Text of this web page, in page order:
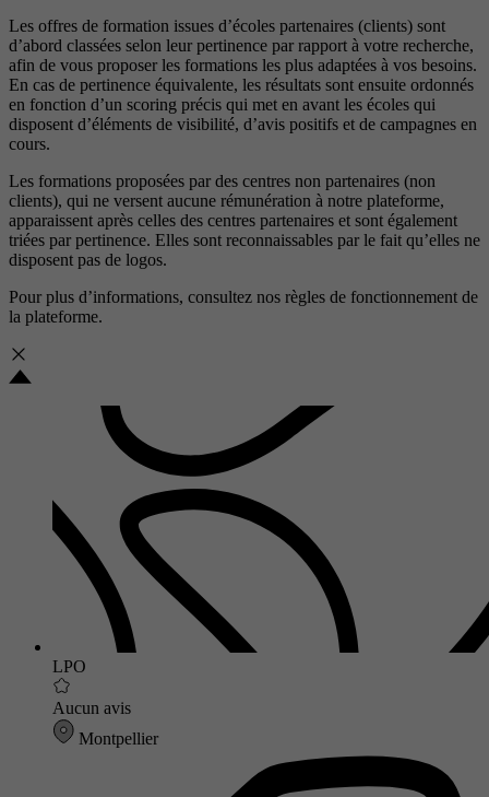
Les offres de formation issues d’écoles partenaires (clients) sont
d’abord classées selon leur pertinence par rapport à votre recherche,
afin de vous proposer les formations les plus adaptées à vos besoins.
En cas de pertinence équivalente, les résultats sont ensuite ordonnés
en fonction d’un scoring précis qui met en avant les écoles qui
disposent d’éléments de visibilité, d’avis positifs et de campagnes en
cours.
Les formations proposées par des centres non partenaires (non
clients), qui ne versent aucune rémunération à notre plateforme,
apparaissent après celles des centres partenaires et sont également
triées par pertinence. Elles sont reconnaissables par le fait qu’elles ne
disposent pas de logos.
Pour plus d’informations, consultez nos règles de fonctionnement de
la plateforme.
LPO
Aucun avis
Montpellier